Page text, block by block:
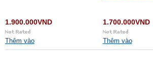
1.900.000VND
Thêm vào
1.700.000VND
Thêm vào